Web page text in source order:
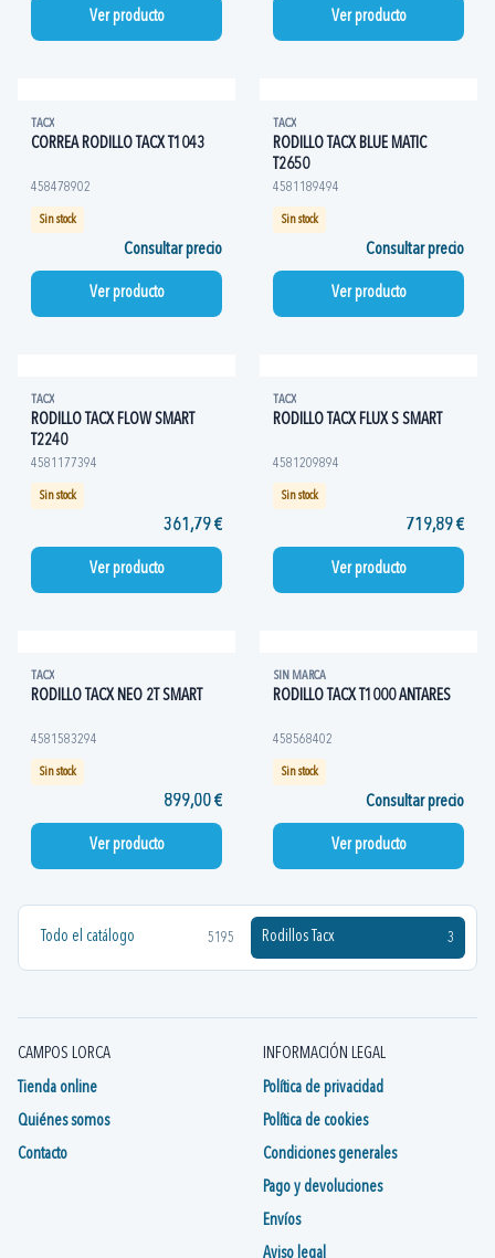
Todo el catálogo 5195 Rodillos Tacx 3
Ver producto Ver producto
TACX
CORREA RODILLO TACX T1043
458478902
Sin stock
Consultar precio
Ver producto
TACX
RODILLO TACX BLUE MATIC
T2650
4581189494
Sin stock
Consultar precio
Ver producto
TACX
RODILLO TACX FLOW SMART
T2240
4581177394
Sin stock
361,79 €
Ver producto
TACX
RODILLO TACX FLUX S SMART
4581209894
Sin stock
719,89 €
Ver producto
TACX
RODILLO TACX NEO 2T SMART
4581583294
Sin stock
899,00 €
Ver producto
SIN MARCA
RODILLO TACX T1000 ANTARES
458568402
Sin stock
Consultar precio
Ver producto
CAMPOS LORCA
Tienda online
Quiénes somos
Contacto
INFORMACIÓN LEGAL
Política de privacidad
Política de cookies
Condiciones generales
Pago y devoluciones
Envíos
Aviso legal